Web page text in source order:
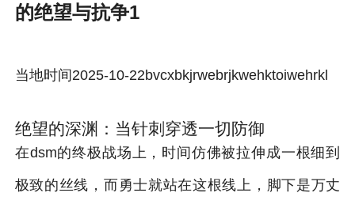
的绝望与抗争1
当地时间2025-10-22bvcxbkjrwebrjkwehktoiwehrkl
绝望的深渊：当针刺穿透一切防御
在dsm的终极战场上，时间仿佛被拉伸成一根细到
极致的丝线，而勇士就站在这根线上，脚下是万丈